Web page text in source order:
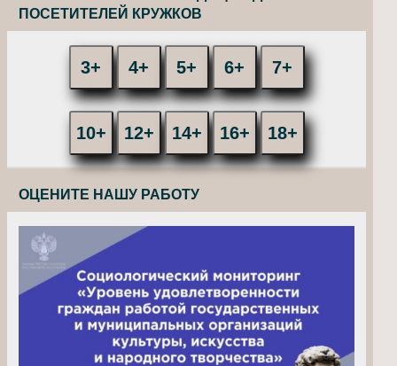
ПОСЕТИТЕЛЕЙ КРУЖКОВ
3+ 4+ 5+ 6+ 7+
10+ 12+ 14+ 16+ 18+
ОЦЕНИТЕ НАШУ РАБОТУ